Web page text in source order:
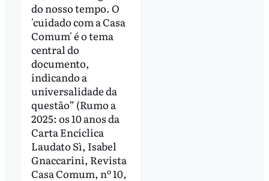
do nosso tempo. O
'cuidado com a Casa
Comum' é o tema
central do
documento,
indicando a
universalidade da
questão” (Rumo a
2025: os 10 anos da
Carta Encíclica
Laudato Sì, Isabel
Gnaccarini, Revista
Casa Comum, nº 10,